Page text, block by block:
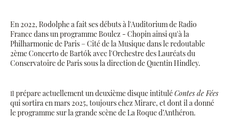
En 2022, Rodolphe a fait ses débuts à l'Auditorium de Radio
France dans un programme Boulez - Chopin ainsi qu'à la
Philharmonie de Paris – Cité de la Musique dans le redoutable
2ème Concerto de Bartók avec l'Orchestre des Lauréats du
Conservatoire de Paris sous la direction de Quentin Hindley.
Il prépare actuellement un deuxième disque intituléContes de Fées
qui sortira en mars 2025, toujours chez Mirare, et dont il a donné
le programme sur la grande scène de La Roque d’Anthéron.